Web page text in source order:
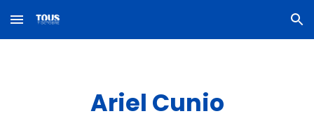
Skip to main content Skip to navigation
Ariel Cunio